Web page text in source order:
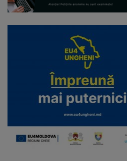
Regulamentul
funcționare
Integritate
și
calitate
Consiliul